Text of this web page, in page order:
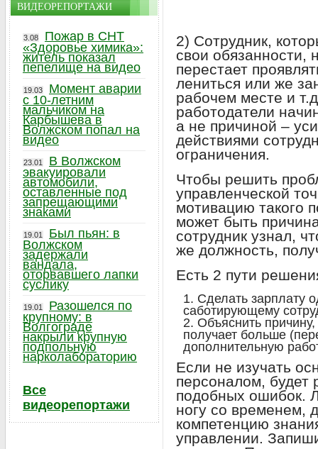
2) Сотрудник,
свои обязанности,
перестает
лениться или же
рабочем месте и
работодатели
а не причиной –
действиями
ограничения.
Чтобы решить
управленческой
мотивацию такого
может быть
сотрудник узнал,
же должность,
Есть 2 пути
Сделать зарплату
саботирующему
Объяснить
получает больше
дополнительную
Если не изучать
персоналом, будет
подобных ошибок.
ногу со временем,
компетенцию
управлении.
ВИДЕОРЕПОРТАЖИ
3.08
Пожар в СНТ
«Здоровье химика»:
житель показал
пепелище на видео
19.03
Момент аварии
с 10-летним
мальчиком на
Карбышева в
Волжском попал на
видео
23.01
В Волжском
эвакуировали
автомобили,
оставленные под
запрещающими
знаками
19.01
Был пьян: в
Волжском
задержали
вандала,
оторвавшего лапки
суслику
19.01
Разошелся по
крупному: в
Волгограде
накрыли крупную
подпольную
нарколабораторию
Все
видеорепортажи